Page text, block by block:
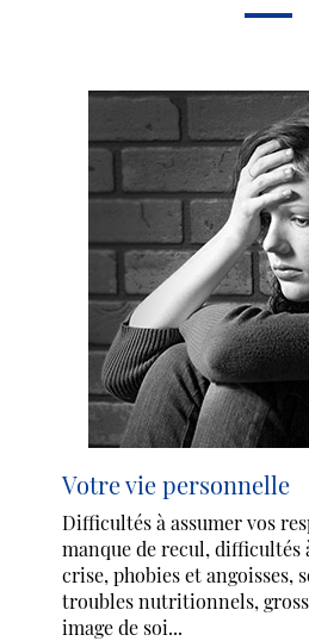
Votre vie personnelle
Difficultés à assumer vos
manque de recul, difficultés
crise, phobies et angoisses,
troubles nutritionnels,
image de soi...